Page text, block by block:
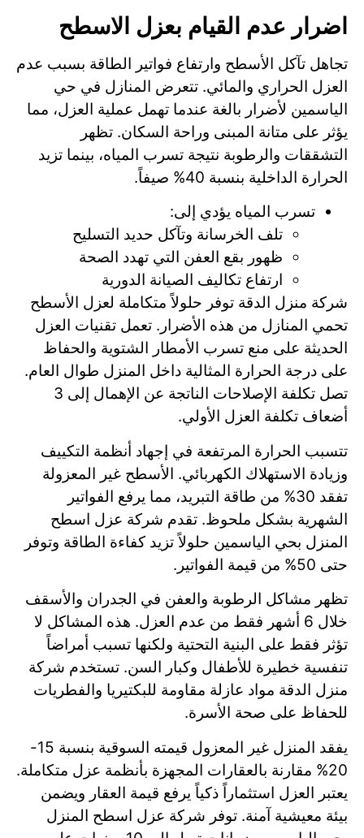
اضرار عدم القيام بعزل الاسطح
تجاهل تآكل الأسطح وارتفاع فواتير الطاقة بسبب عدم
العزل الحراري والمائي. تتعرض المنازل في حي
الياسمين لأضرار بالغة عندما تهمل عملية العزل، مما
يؤثر على متانة المبنى وراحة السكان. تظهر
التشققات والرطوبة نتيجة تسرب المياه، بينما تزيد
الحرارة الداخلية بنسبة 40% صيفاً.
تسرب المياه يؤدي إلى:
تلف الخرسانة وتآكل حديد التسليح
ظهور بقع العفن التي تهدد الصحة
ارتفاع تكاليف الصيانة الدورية
شركة منزل الدقة توفر حلولاً متكاملة لعزل الأسطح
تحمي المنازل من هذه الأضرار. تعمل تقنيات العزل
الحديثة على منع تسرب الأمطار الشتوية والحفاظ
على درجة الحرارة المثالية داخل المنزل طوال العام.
تصل تكلفة الإصلاحات الناتجة عن الإهمال إلى 3
أضعاف تكلفة العزل الأولي.
تتسبب الحرارة المرتفعة في إجهاد أنظمة التكييف
وزيادة الاستهلاك الكهربائي. الأسطح غير المعزولة
تفقد 30% من طاقة التبريد، مما يرفع الفواتير
الشهرية بشكل ملحوظ. تقدم شركة عزل اسطح
المنزل بحي الياسمين حلولاً تزيد كفاءة الطاقة وتوفر
حتى 50% من قيمة الفواتير.
تظهر مشاكل الرطوبة والعفن في الجدران والأسقف
خلال 6 أشهر فقط من عدم العزل. هذه المشاكل لا
تؤثر فقط على البنية التحتية ولكنها تسبب أمراضاً
تنفسية خطيرة للأطفال وكبار السن. تستخدم شركة
منزل الدقة مواد عازلة مقاومة للبكتيريا والفطريات
للحفاظ على صحة الأسرة.
يفقد المنزل غير المعزول قيمته السوقية بنسبة 15-
20% مقارنة بالعقارات المجهزة بأنظمة عزل متكاملة.
يعتبر العزل استثماراً ذكياً يرفع قيمة العقار ويضمن
بيئة معيشية آمنة. توفر شركة عزل اسطح المنزل